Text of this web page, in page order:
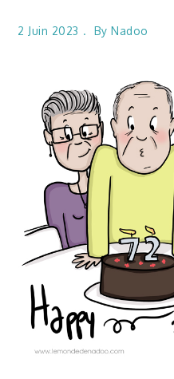
2 Juin 2023 ByNadoo